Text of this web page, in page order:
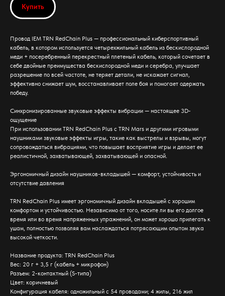
Купить
Провод IEM TRN RedChain Plus — профессиональный киберспортивный
кабель, в котором используется четырехжильный кабель из бескислородной
меди + посеребренный перекрестный плетеный кабель, который сочетает в
себе двойные преимущества бескислородной меди и серебра, улучшает
разрешение по всей частоте, не теряет детали, не искажает сигнал,
эффективно снижает шум, восстанавливает поле боя и помогает одержать
победу.
Синхронизированные звуковые эффекты вибрации — настоящее 3D-
ощущение
При использовании TRN RedChain Plus с TRN Mars и другими игровыми
наушниками звуковые эффекты игры, такие как выстрелы и взрывы, могут
сопровождаться вибрациями, что повышает восприятие игры и делает ее
реалистичной, захватывающей, захватывающей и опасной.
Эргономичный дизайн наушников-вкладышей — комфорт, устойчивость и
отсутствие давления
TRN RedChain Plus имеет эргономичный дизайн вкладышей с хорошим
комфортом и устойчивостью. Независимо от того, носите ли вы его долгое
время или во время напряженных упражнений, он может хорошо прилегать к
ушам, полностью позволяя вам наслаждаться потрясающим опытом звука
высокой четкости.
Название продукта: TRN RedChain Plus
Вес: 20 г + 3,5 г (кабель + микрофон)
Разъем: 2-контактный (S-типа)
Цвет: коричневый
Конфигурация кабеля: одножильный с 54 проводами; 4 жилы, 216 жил